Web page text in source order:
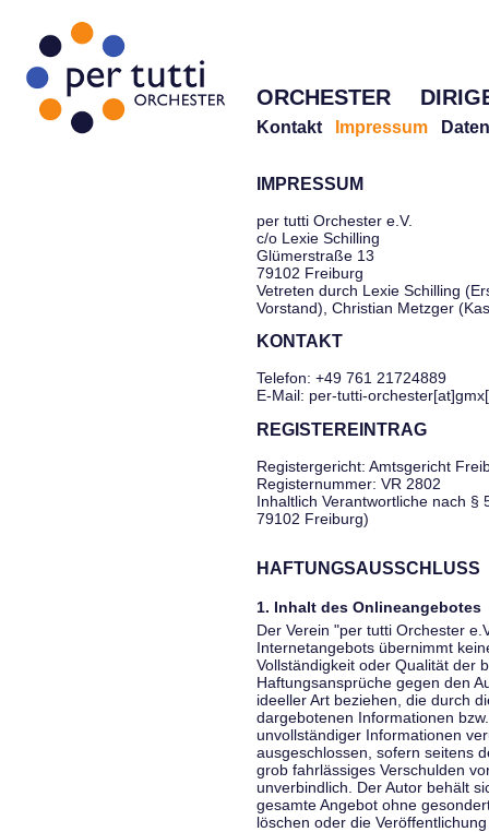
ORCHESTER
Kontakt Impressum
IMPRESSUM
per tutti Orchester e.V.
c/o Lexie Schilling
Glümerstraße 13
79102 Freiburg
Vetreten durch Lexie Schilling
Vorstand), Christian Metzger
KONTAKT
Telefon: +49 761 21724889
E-Mail: per-tutti-
REGISTEREINTRAG
Registergericht: Amtsgericht
Registernummer: VR 2802
Inhaltlich Verantwortliche nach §
79102 Freiburg)
HAFTUNGSAUSSCHLUSS
1. Inhalt des Onlineangebotes
Der Verein "per tutti Orchester
Internetangebots übernimmt
Vollständigkeit oder Qualität der
Haftungsansprüche gegen den
ideeller Art beziehen, die durch
dargebotenen Informationen
unvollständiger Informationen
ausgeschlossen, sofern seitens
grob fahrlässiges Verschulden
unverbindlich. Der Autor behält
gesamte Angebot ohne
löschen oder die